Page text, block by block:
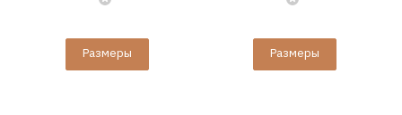
Размеры Размеры